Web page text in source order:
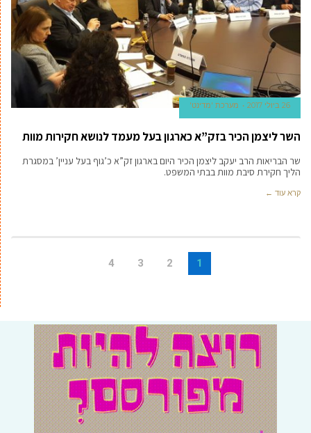
26 ביולי 2017 מערכת 'מדינט'
השר ליצמן הכיר בזק”א כארגון בעל מעמד לנושא חקירות מוות
שר הבריאות הרב יעקב ליצמן הכיר היום בארגון זק”א כ’גוף בעל עניין’ במסגרת
הליך חקירת סיבת מוות בבתי המשפט.
קרא עוד ←
1
2
3
4